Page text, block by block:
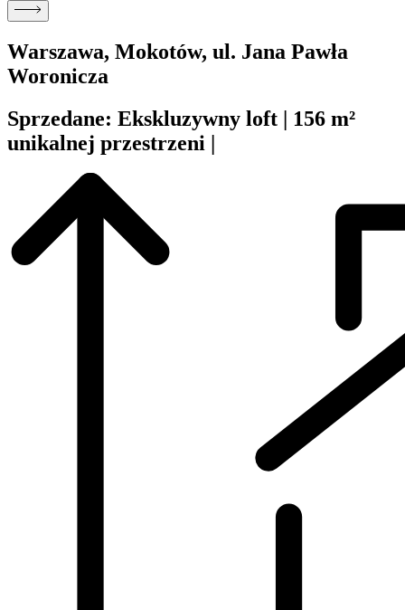
Warszawa, Mokotów, ul. Jana Pawła
Woronicza
Sprzedane: Ekskluzywny loft | 156 m²
unikalnej przestrzeni |